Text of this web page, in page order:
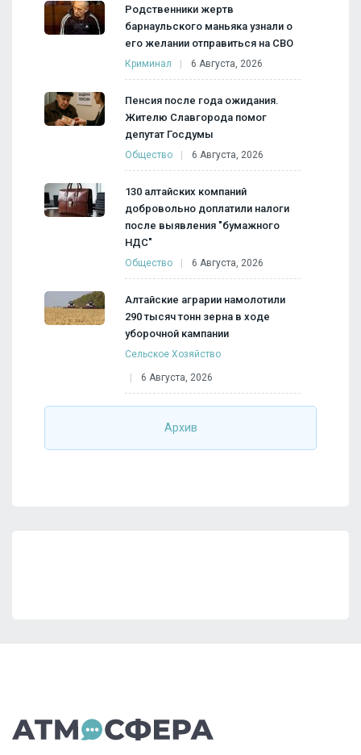
Родственники жертв
барнаульского маньяка узнали о
его желании отправиться на СВО
Криминал 6 Августа, 2026
Пенсия после года ожидания.
Жителю Славгорода помог
депутат Госдумы
Общество 6 Августа, 2026
130 алтайских компаний
добровольно доплатили налоги
после выявления "бумажного
НДС"
Общество 6 Августа, 2026
Алтайские аграрии намолотили
290 тысяч тонн зерна в ходе
уборочной кампании
Сельское Хозяйство
6 Августа, 2026
Архив